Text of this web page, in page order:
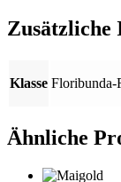
Klasse Floribunda-
Ähnliche